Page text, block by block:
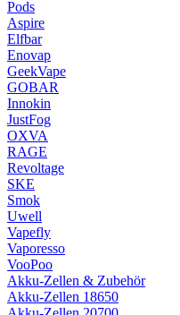
Pods
Aspire
Elfbar
Enovap
GeekVape
GOBAR
Innokin
JustFog
OXVA
RAGE
Revoltage
SKE
Smok
Uwell
Vapefly
Vaporesso
VooPoo
Akku-Zellen & Zubehör
Akku-Zellen 18650